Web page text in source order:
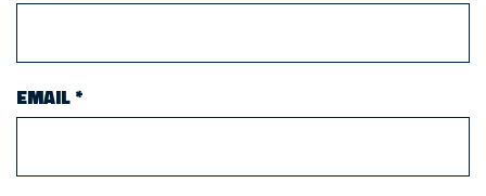
EMAIL*